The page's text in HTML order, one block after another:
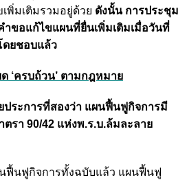
พิ่มเติมรวมอยู่ด้วย ดังนั้น การประชุม
ำขอแก้ไขแผนที่ยื่นเพิ่มเติมเมื่อวันที่
ดยชอบแล้ว
‘ครบถ้วน’ ตามกฎหมาย
ระการที่สองว่า แผนฟื้นฟูกิจการมี
รา 90/42 แห่งพ.ร.บ.ล้มละลาย
ฟื้นฟูกิจการทั้งฉบับแล้ว แผนฟื้นฟู